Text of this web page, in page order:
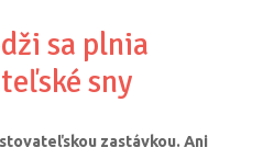
sa plnia
sny
zastávkou. Ani